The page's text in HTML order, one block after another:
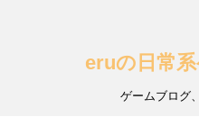
eruの日常
ゲームブログ